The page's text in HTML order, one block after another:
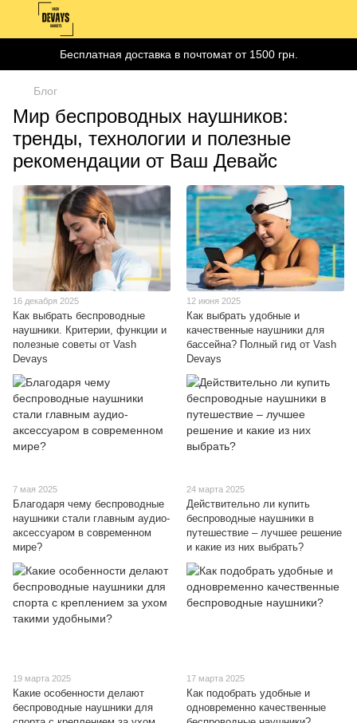
Бесплатная доставка в почтомат от 1500 грн.
Блог
Мир беспроводных наушников:
тренды, технологии и полезные
рекомендации от Ваш Девайс
16 декабря 2025
Как выбрать беспроводные
наушники. Критерии, функции и
полезные советы от Vash
Devays
12 июня 2025
Как выбрать удобные и
качественные наушники для
бассейна? Полный гид от Vash
Devays
7 мая 2025
Благодаря чему беспроводные
наушники стали главным аудио-
аксессуаром в современном
мире?
24 марта 2025
Действительно ли купить
беспроводные наушники в
путешествие – лучшее решение
и какие из них выбрать?
19 марта 2025
Какие особенности делают
беспроводные наушники для
17 марта 2025
Как подобрать удобные и
одновременно качественные